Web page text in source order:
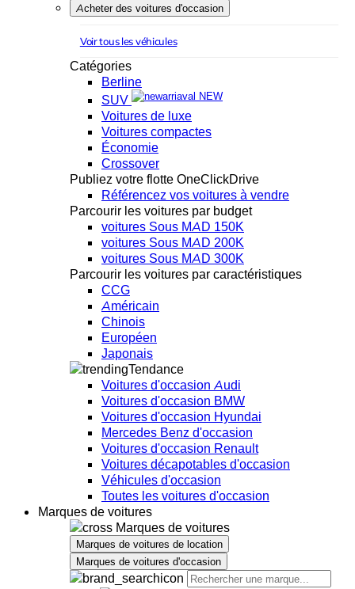
Acheter des voitures d'occasion
Voir tous les véhicules
Catégories
Berline
SUV
NEW
Voitures de luxe
Voitures compactes
Économie
Crossover
Publiez votre flotte OneClickDrive
Référencez vos voitures à vendre
Parcourir les voitures par budget
voitures Sous MAD 150K
voitures Sous MAD 200K
voitures Sous MAD 300K
Parcourir les voitures par caractéristiques
CCG
Américain
Chinois
Européen
Japonais
Tendance
Voitures d'occasion Audi
Voitures d'occasion BMW
Voitures d'occasion Hyundai
Mercedes Benz d'occasion
Voitures d'occasion Renault
Voitures décapotables d'occasion
Véhicules d'occasion
Toutes les voitures d'occasion
Marques de voitures
Marques de voitures
Marques de voitures de location
Marques de voitures d'occasion